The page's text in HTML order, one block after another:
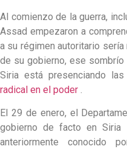
Al comienzo de la guerra,
Assad empezaron a
a su régimen autoritario sería
de su gobierno, ese
Siria está presenciando
radical en el poder .
El 29 de enero, el
gobierno de facto en Siria
anteriormente conocido